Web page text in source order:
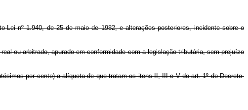
nº 1.940, de 25 de maio de 1982, e alterações posteriores, incidente sobre o
ou arbitrado, apurado em conformidade com a legislação tributária, sem prejuízo
por cento) a alíquota de que tratam os itens II, III e V do art. 1º do Decreto-